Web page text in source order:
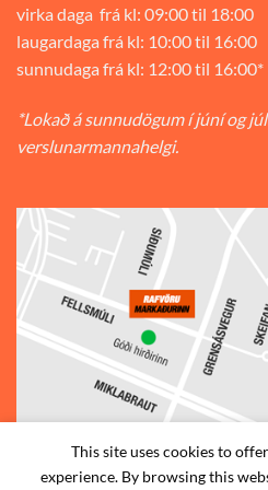
virka daga frá kl: 09:00 til 18:00
laugardaga frá kl: 10:00 til 16:00
sunnudaga frá kl: 12:00 til 16:00*
*Lokað á sunnudögum í júní og
verslunarmannahelgi.
© 2026Rafvörumarkaðurinn v/
This site uses cookies to
experience. By browsing this